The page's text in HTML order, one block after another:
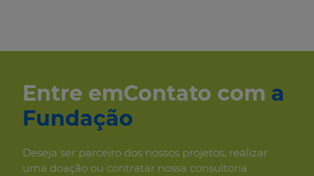
Entre emContato com a
Fundação
Deseja ser parceiro dos nossos projetos, realizar
uma doação ou contratar nossa consultoria